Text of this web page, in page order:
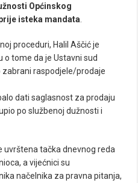
Općinskog
isteka mandata
proceduri, Halil Aščić je
tome da je Ustavni sud
zabrani raspodjele/prodaje
dati saglasnost za prodaju
po službenoj dužnosti i
uvrštena tačka dnevnog reda
a vijećnici su
načelnika za pravna pitanja,